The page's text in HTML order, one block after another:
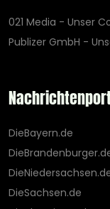
021 Media - Unser
Publizer GmbH -
DieBayern.de
DieSachsen.de